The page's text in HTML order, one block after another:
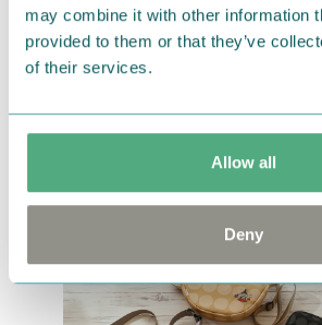
may combine it with other information
provided to them or that they’ve
of their services.
Allow all
Deny
byセントレディス
Related articles